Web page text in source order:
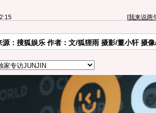
[我来说两
源：搜狐娱乐 作者：文/狐狸雨 摄影/董小轩 摄